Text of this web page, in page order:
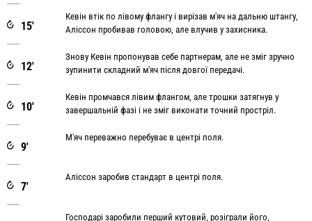
15'
Кевін втік по лівому флангу і вирізав м'яч на дальню штангу,
Аліссон пробивав головою, але влучив у захисника.
12'
Знову Кевін пропонував себе партнерам, але не зміг зручно
зупинити складний м'яч після довгої передачі.
10'
Кевін промчався лівим флангом, але трошки затягнув у
завершальній фазі і не зміг виконати точний простріл.
9'
М'яч переважно перебуває в центрі поля.
7'
Аліссон заробив стандарт в центрі поля.
Господарі заробили перший кутовий, розіграли його,